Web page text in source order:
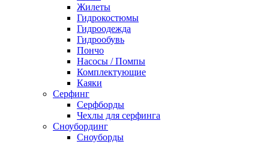
Жилеты
Гидрокостюмы
Гидроодежда
Гидрообувь
Пончо
Насосы / Помпы
Комплектующие
Каяки
Серфинг
Серфборды
Чехлы для серфинга
Сноубординг
Сноуборды